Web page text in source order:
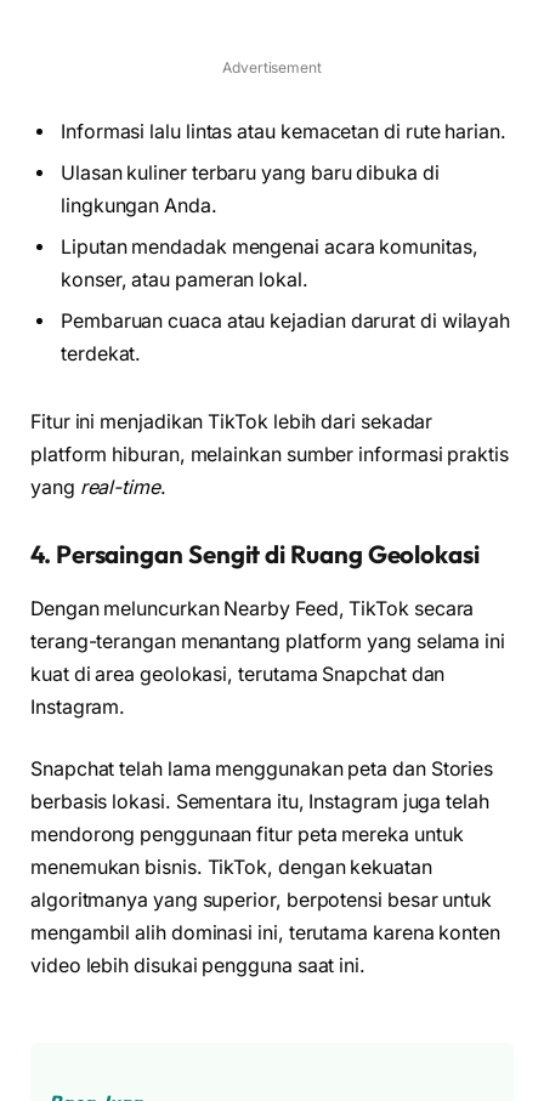
Advertisement
Informasi lalu lintas atau kemacetan di rute harian.
Ulasan kuliner terbaru yang baru dibuka di
lingkungan Anda.
Liputan mendadak mengenai acara komunitas,
konser, atau pameran lokal.
Pembaruan cuaca atau kejadian darurat di wilayah
terdekat.
Fitur ini menjadikan TikTok lebih dari sekadar
platform hiburan, melainkan sumber informasi praktis
yang real-time.
4. Persaingan Sengit di Ruang Geolokasi
Dengan meluncurkan Nearby Feed, TikTok secara
terang-terangan menantang platform yang selama ini
kuat di area geolokasi, terutama Snapchat dan
Instagram.
Snapchat telah lama menggunakan peta dan Stories
berbasis lokasi. Sementara itu, Instagram juga telah
mendorong penggunaan fitur peta mereka untuk
menemukan bisnis. TikTok, dengan kekuatan
algoritmanya yang superior, berpotensi besar untuk
mengambil alih dominasi ini, terutama karena konten
video lebih disukai pengguna saat ini.